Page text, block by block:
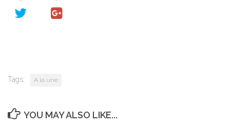
Tags: A la une
YOU MAY ALSO LIKE...